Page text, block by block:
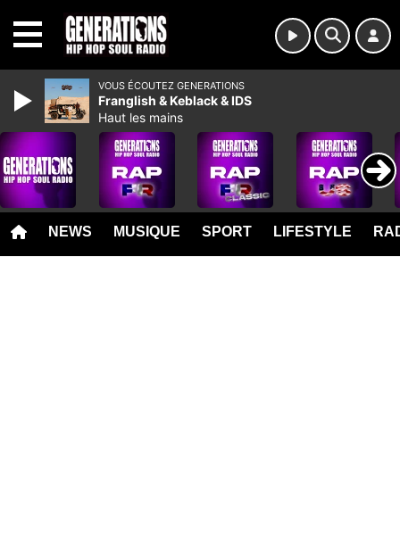
NEWS MUSIQUE SPORT LIFESTYLE
VOUS ÉCOUTEZ GENERATIONS
Franglish & Keblack & IDS
Haut les mains